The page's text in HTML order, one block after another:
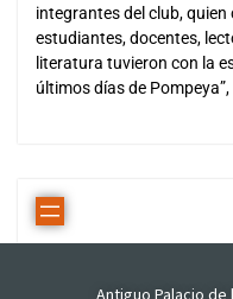
integrantes del club,
estudiantes, docentes,
literatura tuvieron con la
últimos días de